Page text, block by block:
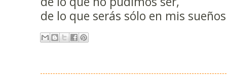
de lo que serás sólo en mis